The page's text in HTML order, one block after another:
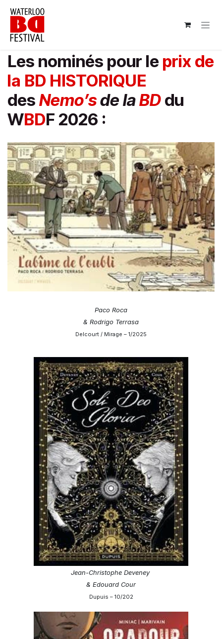
Se rendre au contenu
Les nominés pour le prix de
la BD HISTORIQUE
des Nemo’sde laBD du
WBDF 2026 :
Paco Roca
& Rodrigo Terrasa
Delcourt / Mirage – 1/2025
Jean-Christophe Deveney
& Edouard Cour
Dupuis – 10/202